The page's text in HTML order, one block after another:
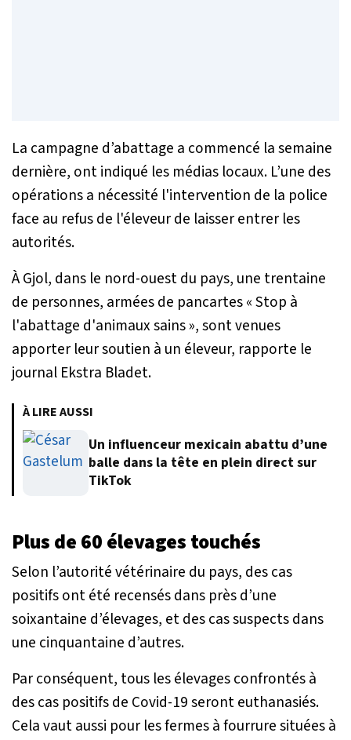
La campagne d’abattage a commencé la semaine
dernière, ont indiqué les médias locaux. L’une des
opérations a nécessité l'intervention de la police
face au refus de l'éleveur de laisser entrer les
autorités.
À Gjol, dans le nord-ouest du pays, une trentaine
de personnes, armées de pancartes« Stop à
l'abattage d'animaux sains »,sont venues
apporter leur soutien à un éleveur, rapporte le
journal Ekstra Bladet.
À LIRE AUSSI
Un influenceur mexicain abattu d’une
balle dans la tête en plein direct sur
TikTok
Plus de 60 élevages touchés
Selon l’autorité vétérinaire du pays, des cas
positifs ont été recensés dans près d’une
soixantaine d’élevages, et des cas suspects dans
une cinquantaine d’autres.
Par conséquent, tous les élevages confrontés à
des cas positifs de Covid-19 seront euthanasiés.
Cela vaut aussi pour les fermes à fourrure situées à